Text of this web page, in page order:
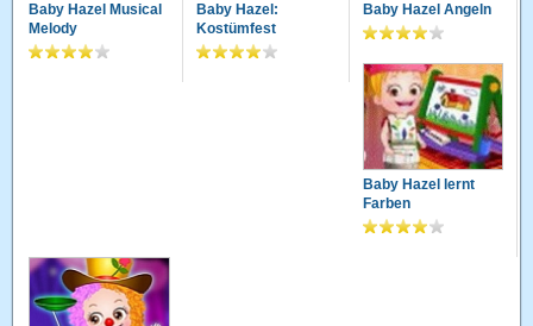
Baby Hazel Musical
Melody
Baby Hazel:
Kostümfest
Baby Hazel Angeln
Baby Hazel lernt
Farben